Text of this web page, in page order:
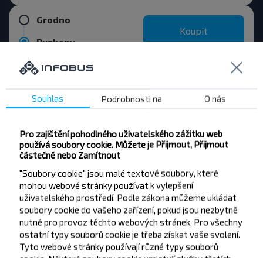
Grodno
Ruzhany
Koupit
levněji?
nabídky od společnosti INFOBUS. Přihlaste se k
odběru novinek a cestujte s námi levněji!
Souhlas Podrobnosti na O nás
Pro zajištění pohodlného uživatelského zážitku web
používá soubory cookie. Můžete je Přijmout, Přijmout
částečně nebo Zamítnout
"Soubory cookie" jsou malé textové soubory, které
mohou webové stránky používat k vylepšení
uživatelského prostředí. Podle zákona můžeme ukládat
soubory cookie do vašeho zařízení, pokud jsou nezbytně
nutné pro provoz těchto webových stránek. Pro všechny
ostatní typy souborů cookie je třeba získat vaše svolení.
Tyto webové stránky používají různé typy souborů